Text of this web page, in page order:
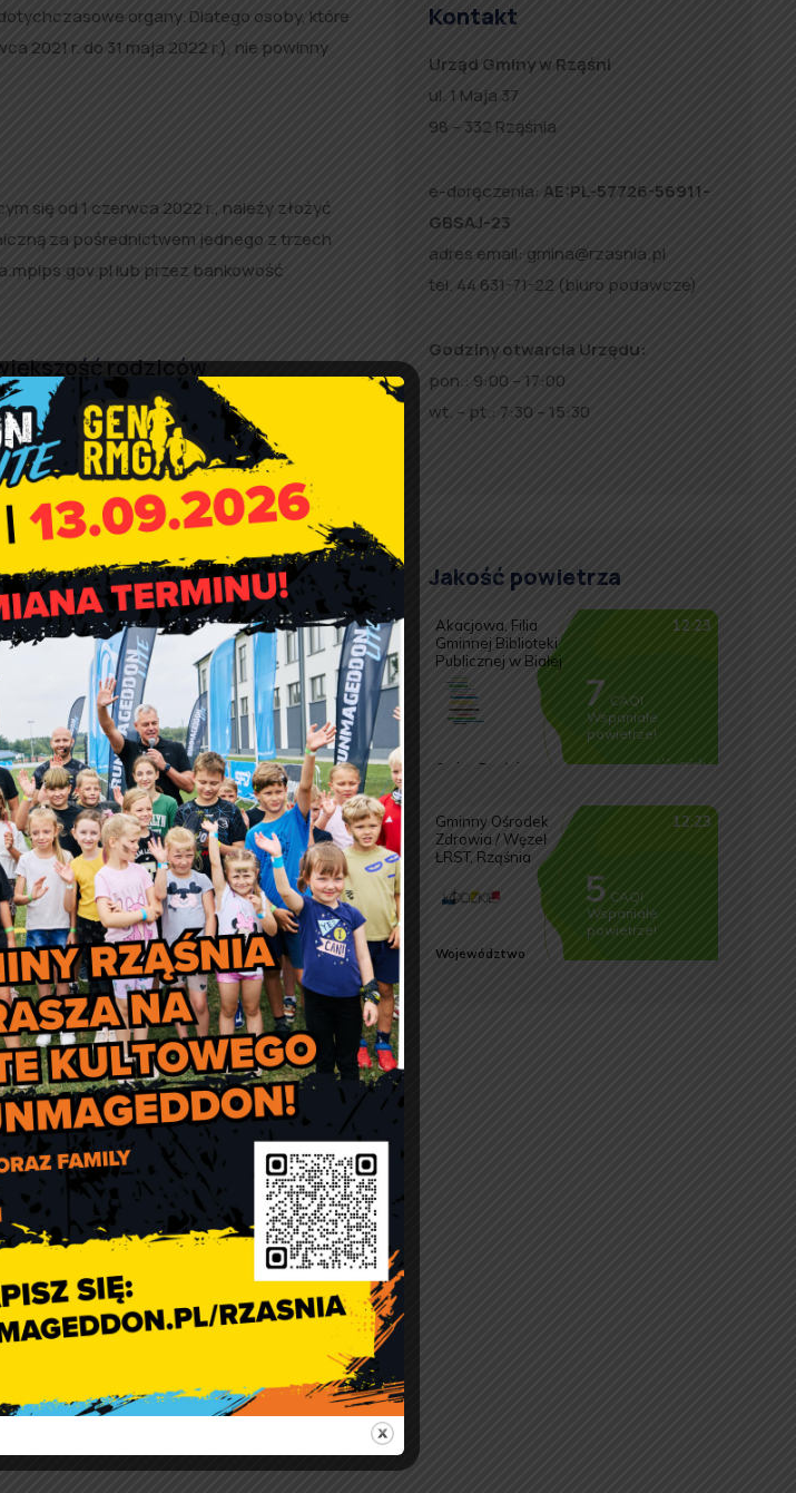
organy. Dlatego osoby, które
2021 r. do 31 maja 2022 r.), nie powinny
się od 1 czerwca 2022 r., należy złożyć
za pośrednictwem jednego z trzech
lub przez bankowość
rodziców
rozwiązanie.
br. wnioski o
Każdy, kto
się po pomoc do ZUS –
do 30 czerwca 2022 r. W przypadku
w maksymalnym czasie do 3
odbywa się w formie elektronicznej.
na profilu PUE ZUS – także, gdy wniosek
ZUS świadczenie wychowawcze nie
na wskazane przez wnioskodawcę konto
Kontakt
Urząd Gminy w Rząśni
ul. 1 Maja 37
98 – 332 Rząśnia
e-doręczenia: AE:PL-57726-56911-
GBSAJ-23
adres email: gmina@rzasnia.pl
tel. 44 631-71-22 (biuro podawcze)
Godziny otwarcia Urzędu:
pon.: 9:00 – 17:00
wt. – pt.: 7:30 – 15:30
Jakość powietrza